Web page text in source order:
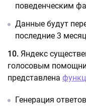
поведенческим
Данные будут
последние 3
10. Яндекс
голосовым
представлена
Генерация